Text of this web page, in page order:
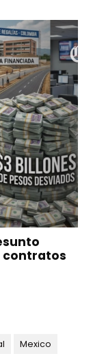
contratos
Mexico